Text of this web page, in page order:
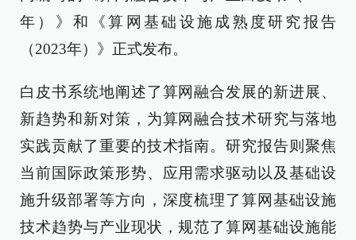
年）》和《算网基础设施成熟度研究报告
（2023年）》正式发布。
白皮书系统地阐述了算网融合发展的新进展、
新趋势和新对策，为算网融合技术研究与落地
实践贡献了重要的技术指南。研究报告则聚焦
当前国际政策形势、应用需求驱动以及基础设
施升级部署等方向，深度梳理了算网基础设施
技术趋势与产业现状，规范了算网基础设施能